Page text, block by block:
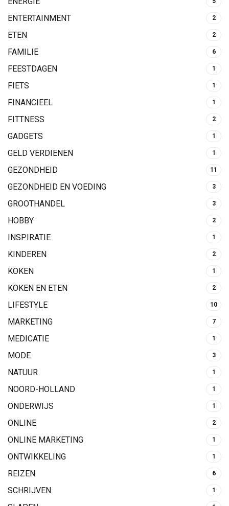
ENTERTAINMENT 2
ETEN 2
FAMILIE 6
FEESTDAGEN 1
FIETS 1
FINANCIEEL 1
FITTNESS 2
GADGETS 1
GELD VERDIENEN 1
GEZONDHEID 11
GEZONDHEID EN VOEDING 3
GROOTHANDEL 3
HOBBY 2
INSPIRATIE 1
KINDEREN 2
KOKEN 1
KOKEN EN ETEN 2
LIFESTYLE 10
MARKETING 7
MEDICATIE 1
MODE 3
NATUUR 1
NOORD-HOLLAND 1
ONDERWIJS 1
ONLINE 2
ONLINE MARKETING 1
ONTWIKKELING 1
REIZEN 6
SCHRIJVEN 1